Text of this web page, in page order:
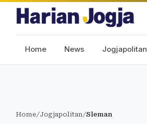
Home News Jogjapolitan
Home/Jogjapolitan/Sleman